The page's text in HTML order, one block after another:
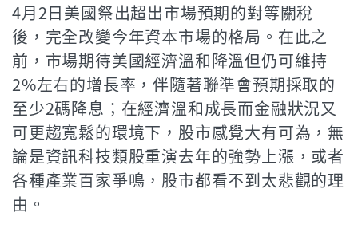
4月2日美國祭出超出市場預期的對等關稅
後，完全改變今年資本市場的格局。在此之
前，市場期待美國經濟溫和降溫但仍可維持
2%左右的增長率，伴隨著聯準會預期採取的
至少2碼降息；在經濟溫和成長而金融狀況又
可更趨寬鬆的環境下，股市感覺大有可為，無
論是資訊科技類股重演去年的強勢上漲，或者
各種產業百家爭鳴，股市都看不到太悲觀的理
由。